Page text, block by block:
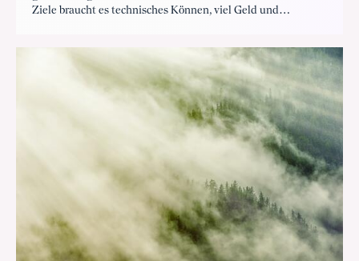
Ziele braucht es technisches Können, viel Geld und